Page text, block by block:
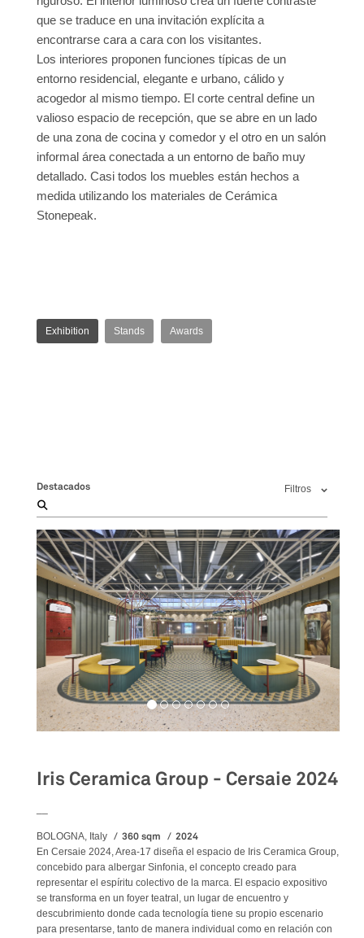
que se traduce en una invitación explícita a
encontrarse cara a cara con los visitantes.
Los interiores proponen funciones típicas de un
entorno residencial, elegante e urbano, cálido y
acogedor al mismo tiempo. El corte central define un
valioso espacio de recepción, que se abre en un lado
de una zona de cocina y comedor y el otro en un salón
informal área conectada a un entorno de baño muy
detallado. Casi todos los muebles están hechos a
medida utilizando los materiales de Cerámica
Stonepeak.
Exhibition Stands Awards
Destacados Filtros
Iris Ceramica Group - Cersaie 2024
BOLOGNA, Italy 360 sqm 2024
En Cersaie 2024, Area-17 diseña el espacio de Iris Ceramica Group,
concebido para albergar Sinfonia, el concepto creado para
representar el espíritu colectivo de la marca. El espacio expositivo
se transforma en un foyer teatral, un lugar de encuentro y
descubrimiento donde cada tecnología tiene su propio escenario
para presentarse, tanto de manera individual como en relación con